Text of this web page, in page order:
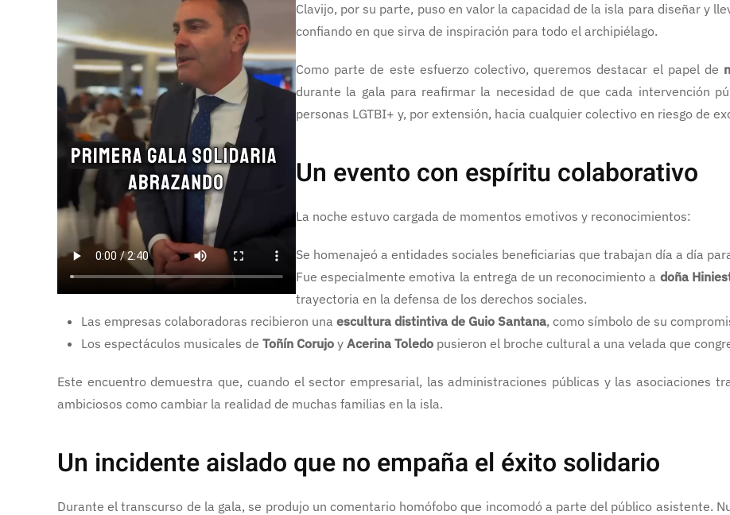
Clavijo, por su parte, puso en valor la capacidad de la isla para diseñar y
confiando en que sirva de inspiración para todo el archipiélago.
Como parte de este esfuerzo colectivo, queremos destacar el papel de
durante la gala para reafirmar la necesidad de que cada intervención
personas LGTBI+ y, por extensión, hacia cualquier colectivo en riesgo de
Un evento con espíritu colaborativo
La noche estuvo cargada de momentos emotivos y reconocimientos:
Se homenajeó a entidades sociales beneficiarias que trabajan día a día
Fue especialmente emotiva la entrega de un reconocimiento a doña
trayectoria en la defensa de los derechos sociales.
Las empresas colaboradoras recibieron una escultura distintiva de Guio Santana, como símbolo de su
Los espectáculos musicales de Toñín Corujo y Acerina Toledo pusieron el broche cultural a una velada que
Este encuentro demuestra que, cuando el sector empresarial, las administraciones públicas y las asociaciones
ambiciosos como cambiar la realidad de muchas familias en la isla.
Un incidente aislado que no empaña el éxito solidario
Durante el transcurso de la gala, se produjo un comentario homófobo que incomodó a parte del público asistente.